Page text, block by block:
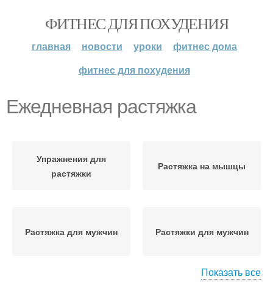
ФИТНЕС ДЛЯ ПОХУДЕНИЯ
главная новости уроки
фитнес дома
фитнес для похудения
Ежедневная растяжка
Упражнения для
растяжки
Растяжка на мышцы
Растяжка для мужчин Растяжки для мужчин
Показать все